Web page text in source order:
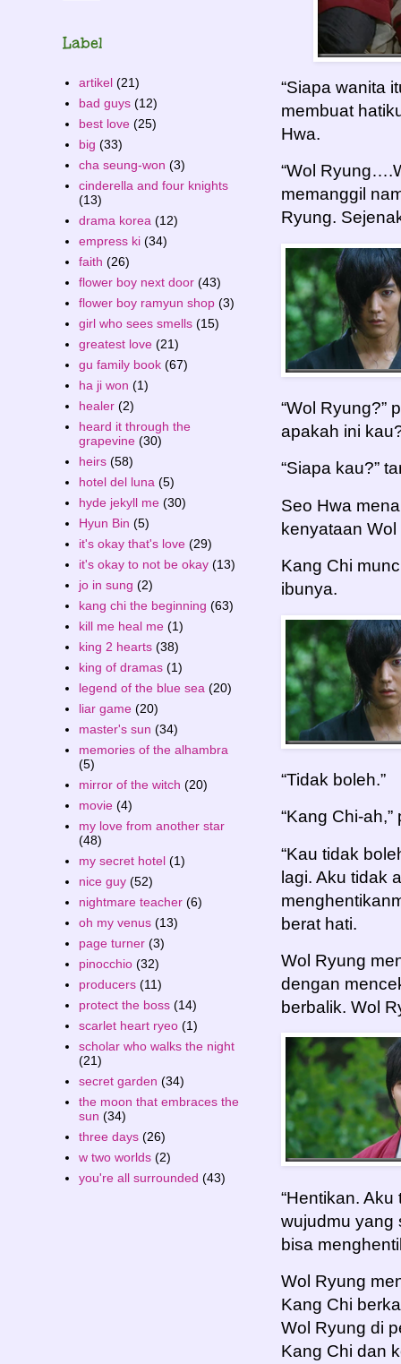
“Siapa wanita
membuat
Hwa.
“Wol
memanggil
Ryung.
“Wol Ryung?”
apakah ini
“Siapa kau?”
Seo Hwa
kenyataan
Kang Chi
ibunya.
“Tidak boleh.”
“Kang Chi-
“Kau tidak
lagi. Aku tidak
berat hati.
Wol Ryung
dengan
berbalik. Wol
“Hentikan.
wujudmu yang
bisa
Wol Ryung
Kang Chi
Wol Ryung di
Kang Chi dan
Label
artikel (21)
bad guys (12)
best love (25)
big (33)
cha seung-won (3)
cinderella and four knights
(13)
drama korea (12)
empress ki (34)
faith (26)
flower boy next door (43)
flower boy ramyun shop (3)
girl who sees smells (15)
greatest love (21)
gu family book (67)
ha ji won (1)
healer (2)
heard it through the
grapevine (30)
heirs (58)
hotel del luna (5)
hyde jekyll me (30)
Hyun Bin (5)
it's okay that's love (29)
it's okay to not be okay (13)
jo in sung (2)
kang chi the beginning (63)
kill me heal me (1)
king 2 hearts (38)
king of dramas (1)
legend of the blue sea (20)
liar game (20)
master's sun (34)
memories of the alhambra
(5)
mirror of the witch (20)
movie (4)
my love from another star
(48)
my secret hotel (1)
nice guy (52)
nightmare teacher (6)
oh my venus (13)
page turner (3)
pinocchio (32)
producers (11)
protect the boss (14)
scarlet heart ryeo (1)
scholar who walks the night
(21)
secret garden (34)
the moon that embraces the
sun (34)
three days (26)
w two worlds (2)
you're all surrounded (43)